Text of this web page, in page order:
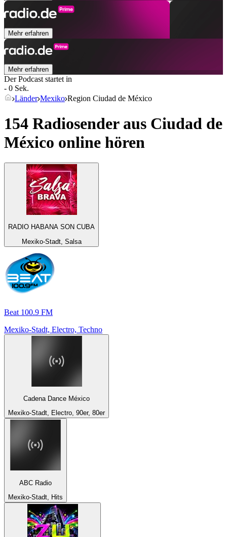
Mehr erfahren
Mehr erfahren
Der Podcast startet in
- 0 Sek.
Länder Mexiko Region Ciudad de México
154 Radiosender aus Ciudad de
México online hören
RADIO HABANA SON CUBA
Mexiko-Stadt, Salsa
Beat 100.9 FM
Mexiko-Stadt, Electro, Techno
Cadena Dance México
Mexiko-Stadt, Electro, 90er, 80er
ABC Radio
Mexiko-Stadt, Hits